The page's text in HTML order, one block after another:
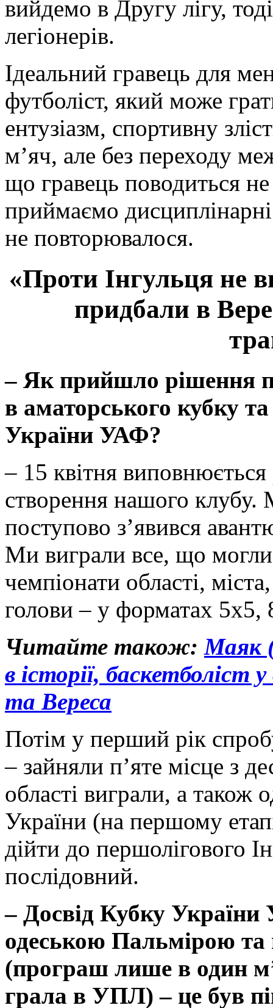
вийдемо в Другу лігу,
легіонерів.
Ідеальний гравець для
футболіст, який може
ентузіазм, спортивну
м’яч, але без переходу
що гравець поводиться
приймаємо
не повторювалося.
«Проти Інгульця не
придбали в
– Як прийшло рішення
в аматорського кубку
України УАФ?
– 15 квітня
створення нашого клубу.
поступово з’явився
Ми виграли все, що могли,
чемпіонати області,
голови – у форматах 5х5,
Читайте також: Маяк
в історії,
та Вереса
Потім у перший рік
– зайняли п’яте місце з
області виграли, а також
України (на першому
дійти до першолігового
послідовний.
– Досвід Кубку
одеською Пальмірою та
(програш лише в один
грала в УПЛ) – це був